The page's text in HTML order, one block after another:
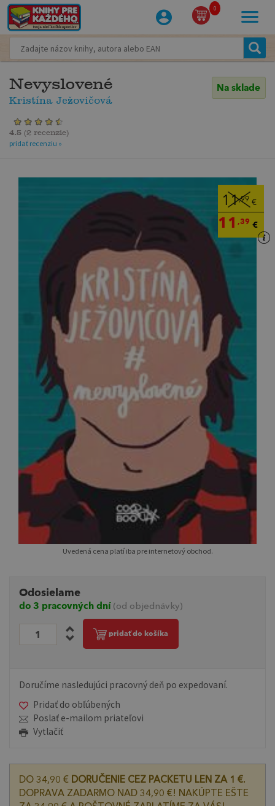
0
Nevyslovené
Kristína Ježovičová
Na sklade
4.5 (2 recenzie)
pridať recenziu »
11,99 €
11,39 €
Uvedená cena platí iba pre internetový obchod.
Odosielame
do 3 pracovných dní (od objednávky)
pridať do košíka
Doručíme nasledujúci pracovný deň po expedovaní.
Pridať do obľúbených
Poslať e-mailom priateľovi
Vytlačiť
DO 34,90 € DORUČENIE CEZ PACKETU LEN ZA 1 €.
DOPRAVA ZADARMO NAD 34,90 €! NAKÚPTE EŠTE